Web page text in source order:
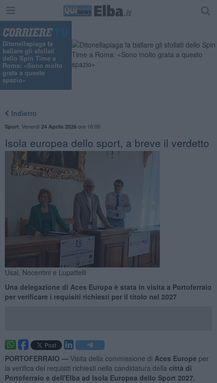
Ditonellapiaga fa
ballare gli sfollati
dello Spin Time a
Roma: «Sono molto
grata a questo
spazio»
Indietro
Sport Venerdì 24 Aprile 2026ore 16:00
Isola europea dello sport, a breve il verdetto
Usai, Nocentini e Lupattelli
Una delegazione di Aces Europa è stata in visita a Portoferraio
per verificare i requisiti richiesti per il titolo nel 2027
PORTOFERRAIO — Visita della commissione di Aces Europe per
la verifica dei requisiti richiesti nella candidatura della città di
Portoferraio e dell'Elba ad Isola Europea dello Sport 2027.